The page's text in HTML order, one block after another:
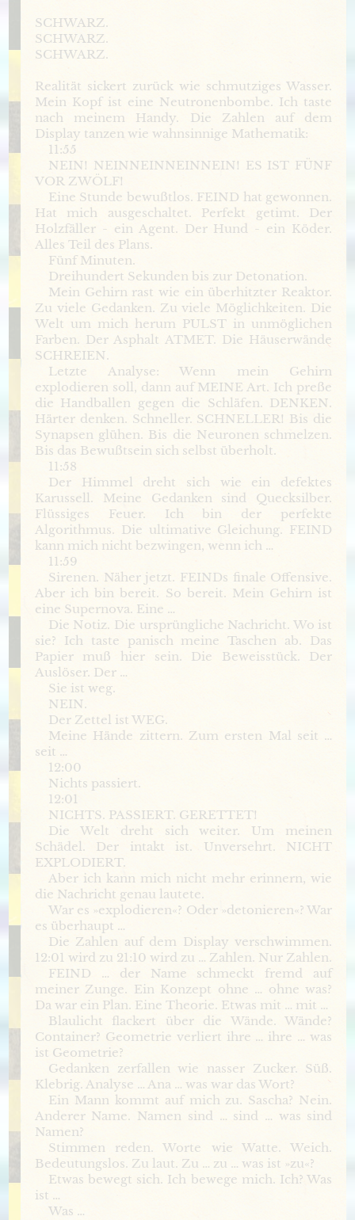
SCHWARZ.
SCHWARZ.
SCHWARZ.
Realität sickert zurück wie schmutziges Wasser.
Mein Kopf ist eine Neutronenbombe. Ich taste
nach meinem Handy. Die Zahlen auf dem
Display tanzen wie wahnsinnige Mathematik:
11:55
NEIN! NEINNEINNEINNEIN! ES IST FÜNF
VOR ZWÖLF!
Eine Stunde bewußtlos. FEIND hat gewonnen.
Hat mich ausgeschaltet. Perfekt getimt. Der
Holzfäller - ein Agent. Der Hund - ein Köder.
Alles Teil des Plans.
Fünf Minuten.
Dreihundert Sekunden bis zur Detonation.
Mein Gehirn rast wie ein überhitzter Reaktor.
Zu viele Gedanken. Zu viele Möglichkeiten. Die
Welt um mich herum PULST in unmöglichen
Farben. Der Asphalt ATMET. Die Häuserwände
SCHREIEN.
Letzte Analyse: Wenn mein Gehirn
explodieren soll, dann auf MEINE Art. Ich preße
die Handballen gegen die Schläfen. DENKEN.
Härter denken. Schneller. SCHNELLER! Bis die
Synapsen glühen. Bis die Neuronen schmelzen.
Bis das Bewußtsein sich selbst überholt.
11:58
Der Himmel dreht sich wie ein defektes
Karussell. Meine Gedanken sind Quecksilber.
Flüssiges Feuer. Ich bin der perfekte
Algorithmus. Die ultimative Gleichung. FEIND
kann mich nicht bezwingen, wenn ich …
11:59
Sirenen. Näher jetzt. FEINDs finale Offensive.
Aber ich bin bereit. So bereit. Mein Gehirn ist
eine Supernova. Eine …
Die Notiz. Die ursprüngliche Nachricht. Wo ist
sie? Ich taste panisch meine Taschen ab. Das
Papier muß hier sein. Die Beweisstück. Der
Auslöser. Der …
Sie ist weg.
NEIN.
Der Zettel ist WEG.
Meine Hände zittern. Zum ersten Mal seit …
seit …
12:00
Nichts passiert.
12:01
NICHTS. PASSIERT. GERETTET!
Die Welt dreht sich weiter. Um meinen
Schädel. Der intakt ist. Unversehrt. NICHT
EXPLODIERT.
Aber ich kann mich nicht mehr erinnern, wie
die Nachricht genau lautete.
War es »explodieren«? Oder »detonieren«? War
es überhaupt …
Die Zahlen auf dem Display verschwimmen.
12:01 wird zu 21:10 wird zu … Zahlen. Nur Zahlen.
FEIND … der Name schmeckt fremd auf
meiner Zunge. Ein Konzept ohne … ohne was?
Da war ein Plan. Eine Theorie. Etwas mit … mit …
Blaulicht flackert über die Wände. Wände?
Container? Geometrie verliert ihre … ihre … was
ist Geometrie?
Gedanken zerfallen wie nasser Zucker. Süß.
Klebrig. Analyse … Ana … was war das Wort?
Ein Mann kommt auf mich zu. Sascha? Nein.
Anderer Name. Namen sind … sind … was sind
Namen?
Stimmen reden. Worte wie Watte. Weich.
Bedeutungslos. Zu laut. Zu … zu … was ist »zu«?
Etwas bewegt sich. Ich bewege mich. Ich? Was
ist …
Was …